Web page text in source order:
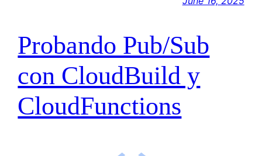
Probando Pub/Sub
con CloudBuild y
CloudFunctions